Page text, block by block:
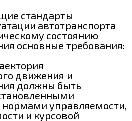
стандарты
автотранспорта
состоянию
основные требования:
движения и
должны быть
управляемости,
и курсовой